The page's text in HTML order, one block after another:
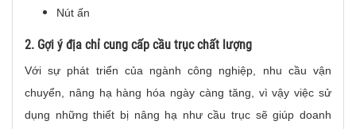
Nút ấn
2. Gợi ý địa chỉ cung cấp cầu trục chất lượng
Với sự phát triển của ngành công nghiệp, nhu cầu vận
chuyển, nâng hạ hàng hóa ngày càng tăng, vì vậy việc sử
dụng những thiết bị nâng hạ như cầu trục sẽ giúp doanh